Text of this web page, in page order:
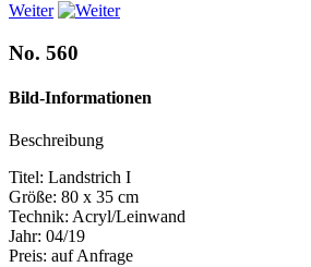
Weiter
No. 560
Bild-Informationen
Beschreibung
Titel: Landstrich I
Größe: 80 x 35 cm
Technik: Acryl/Leinwand
Jahr: 04/19
Preis: auf Anfrage